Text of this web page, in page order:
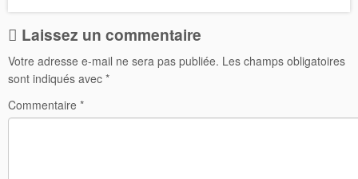
Laissez un commentaire
Votre adresse e-mail ne sera pas publiée. Les champs obligatoires
sont indiqués avec *
Commentaire *